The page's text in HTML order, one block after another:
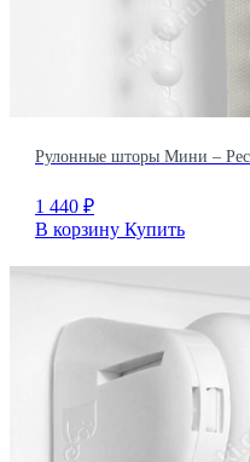
Рулонные шторы Мини –
1 440 ₽
В корзину Купить